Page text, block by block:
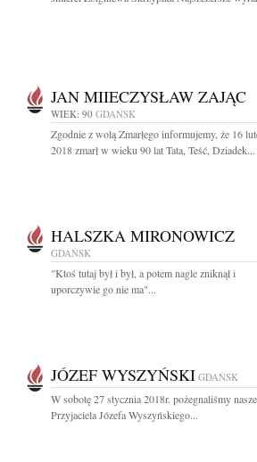
JAN MIIECZYSŁAW ZAJĄC
WIEK: 90 GDAŃSK
Zgodnie z wolą Zmarłego informujemy, że 16
2018 zmarł w wieku 90 lat Tata, Teść, Dziadek...
HALSZKA MIRONOWICZ
GDAŃSK
"Ktoś tutaj był i był, a potem nagle zniknął i
uporczywie go nie ma"...
JÓZEF WYSZYŃSKI GDAŃSK
W sobotę 27 stycznia 2018r. pożegnaliśmy
Przyjaciela Józefa Wyszyńskiego...